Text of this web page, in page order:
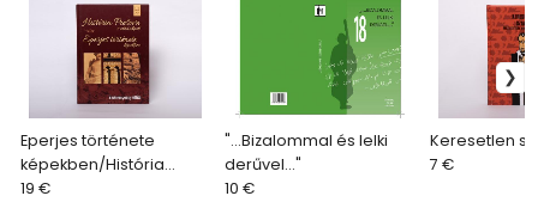
Eperjes története
képekben/História
Prešova v obrázkoch
19 €
"...Bizalommal és lelki
derűvel..."
10 €
Keresetlen
7 €